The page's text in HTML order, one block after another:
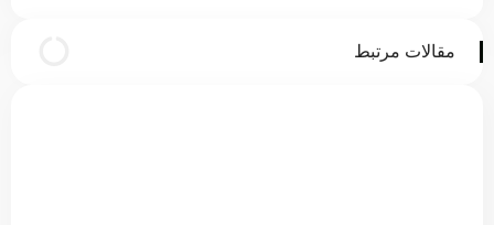
مقالات مرتبط